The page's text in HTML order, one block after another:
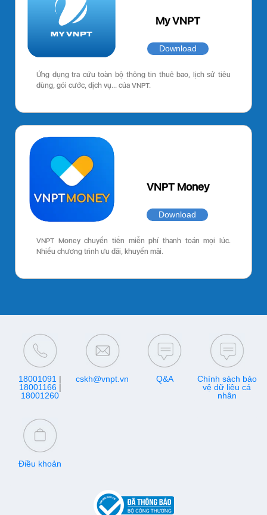
My VNPT
Download
Ứng dụng tra cứu toàn bộ thông tin thuê bao, lịch sử tiêu
dùng, gói cước, dịch vụ… của VNPT.
VNPT Money
Download
VNPT Money chuyển tiền miễn phí thanh toán mọi lúc.
Nhiều chương trình ưu đãi, khuyến mãi.
18001091 |
18001166|
18001260
cskh@vnpt.vn Q&A
Chính sách bảo
vệ dữ liệu cá
nhân
Điều khoản